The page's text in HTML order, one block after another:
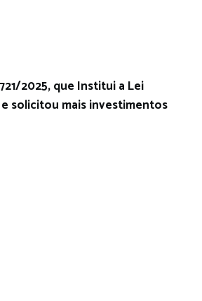
2025, que Institui a Lei
solicitou mais investimentos